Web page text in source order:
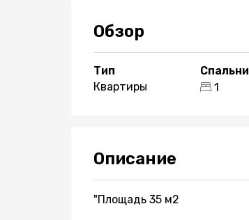
Обзор
Тип
Квартиры
Спальни
1
Описание
"Площадь 35 м2